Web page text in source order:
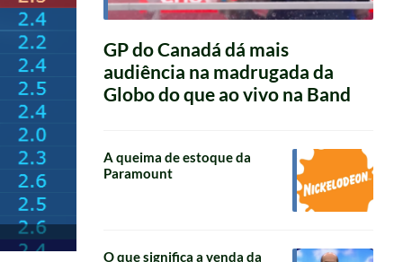
GP do Canadá dá mais
audiência na madrugada da
Globo do que ao vivo na Band
A queima de estoque da
Paramount
O que significa a venda da